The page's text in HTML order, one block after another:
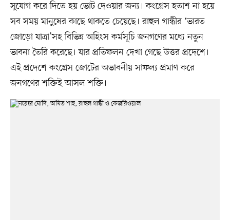
সুযোগ করে দিতে হয় ভোট দেওয়ার জন্য। কংগ্রেস হতাশ না হয়ে
সব সময় মানুষের কাছে থাকতে চেয়েছে। রাহুল গান্ধীর ‘ভারত
জোড়ো যাত্রা’সহ বিভিন্ন অহিংস কর্মসূচি জনগণের মধ্যে নতুন
ভাবনা তৈরি করেছে। যার প্রতিফলন দেখা গেছে উত্তর প্রদেশে।
এই প্রদেশে কংগ্রেস জোটের অভাবনীয় সাফল্য প্রমাণ করে
জনগণের শক্তিই আসল শক্তি।